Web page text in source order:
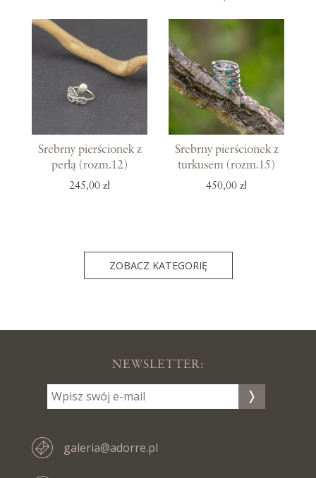
Srebrny pierścionek z
perłą (rozm.12)
245,00 zł
Srebrny pierścionek z
turkusem (rozm.15)
450,00 zł
ZOBACZ KATEGORIĘ
NEWSLETTER:
galeria@adorre.pl